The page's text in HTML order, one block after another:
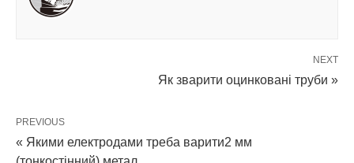
NEXT
Як зварити оцинковані труби »
PREVIOUS
« Якими електродами треба варити2 мм